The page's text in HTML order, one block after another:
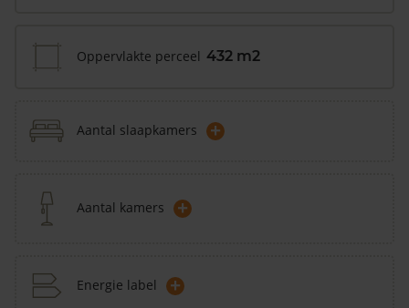
Oppervlakte perceel 432 m2
Aantal slaapkamers +
Aantal kamers +
Energie label +